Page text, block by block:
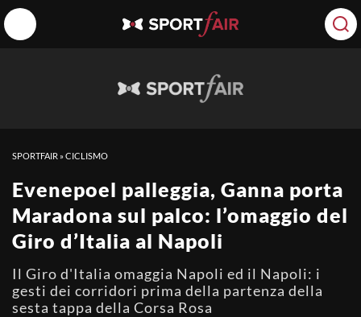
SPORTFAIR »CICLISMO
Evenepoel palleggia, Ganna porta
Maradona sul palco: l’omaggio del
Giro d’Italia al Napoli
Il Giro d'Italia omaggia Napoli ed il Napoli: i
gesti dei corridori prima della partenza della
sesta tappa della Corsa Rosa